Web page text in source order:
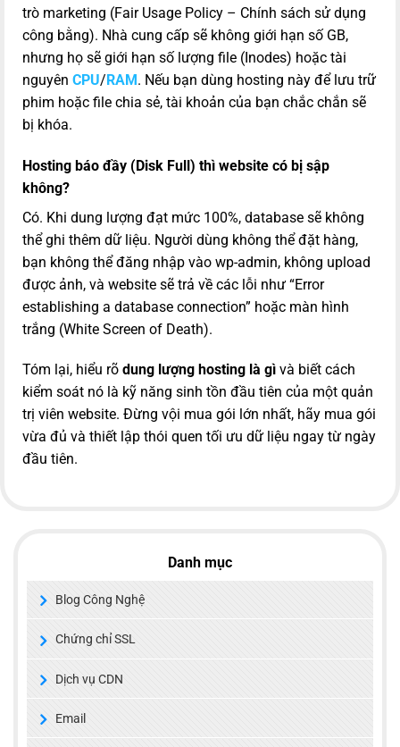
trò marketing (Fair Usage Policy – Chính sách sử dụng
công bằng). Nhà cung cấp sẽ không giới hạn số GB,
nhưng họ sẽ giới hạn số lượng file (Inodes) hoặc tài
nguyên CPU/RAM. Nếu bạn dùng hosting này để lưu trữ
phim hoặc file chia sẻ, tài khoản của bạn chắc chắn sẽ
bị khóa.
Hosting báo đầy (Disk Full) thì website có bị sập
không?
Có. Khi dung lượng đạt mức 100%, database sẽ không
thể ghi thêm dữ liệu. Người dùng không thể đặt hàng,
bạn không thể đăng nhập vào wp-admin, không upload
được ảnh, và website sẽ trả về các lỗi như “Error
establishing a database connection” hoặc màn hình
trắng (White Screen of Death).
Tóm lại, hiểu rõ dung lượng hosting là gì và biết cách
kiểm soát nó là kỹ năng sinh tồn đầu tiên của một quản
trị viên website. Đừng vội mua gói lớn nhất, hãy mua gói
vừa đủ và thiết lập thói quen tối ưu dữ liệu ngay từ ngày
đầu tiên.
Danh mục
Blog Công Nghệ
Chứng chỉ SSL
Dịch vụ CDN
Email